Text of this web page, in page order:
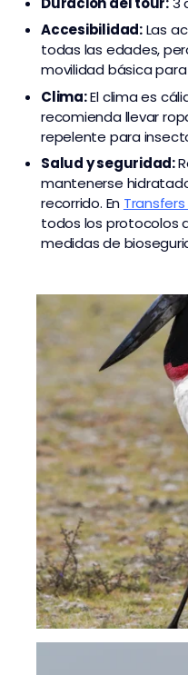
Accesibilidad:Las
todas las edades,
movilidad básica
Clima:El clima es
recomienda llevar
repelente para
Salud y seguridad:
mantenerse
recorrido. En
todos los protocolos
medidas de